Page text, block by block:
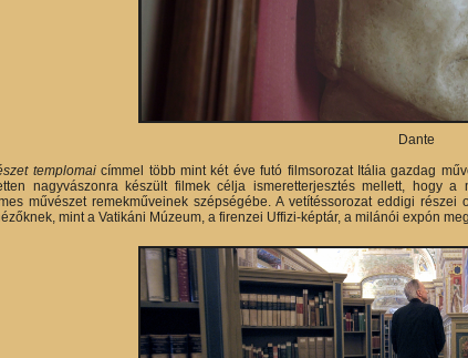
Dante
templomaicímmel több mint két éve futó filmsorozat Itália gazdag
nagyvászonra készült filmek célja ismeretterjesztés mellett, hogy
művészet remekműveinek szépségébe. A vetítéssorozat eddigi
mint a Vatikáni Múzeum, a firenzei Uffizi-képtár, a milánói expón